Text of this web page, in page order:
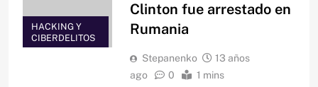
HACKING Y
CIBERDELITOS
Clinton fue arrestado en
Rumania
Stepanenko
13 años
ago
0 1 mins